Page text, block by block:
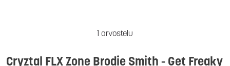
1 arvostelu
Cryztal FLX Zone Brodie Smith - Get Freaky